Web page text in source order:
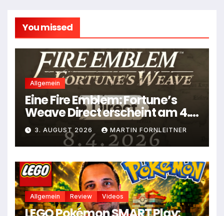
You missed
Allgemein
Eine Fire Emblem: Fortune’s
Weave Direct erscheint am 4.
August
3. AUGUST 2026 MARTIN FORNLEITNER
Allgemein Review Videos